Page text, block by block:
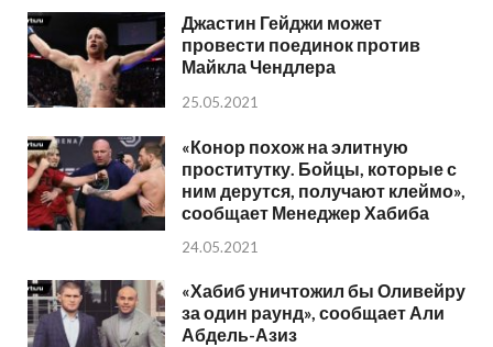
Джастин Гейджи может
провести поединок против
Майкла Чендлера
25.05.2021
«Конор похож на элитную
проститутку. Бойцы, которые с
ним дерутся, получают клеймо»,
сообщает Менеджер Хабиба
24.05.2021
«Хабиб уничтожил бы Оливейру
за один раунд», сообщает Али
Абдель-Азиз